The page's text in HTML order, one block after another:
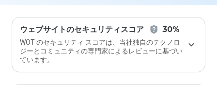
ウェブサイトのセキュリティスコア 30%
WOT のセキュリティ スコアは、当社独自のテクノロ
ジーとコミュニティの専門家によるレビューに基づい
ています。
価し
ます
か？